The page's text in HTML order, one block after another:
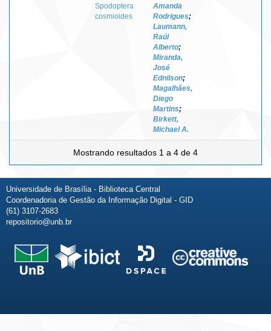
Spodoptera
cosmioides
Amanda
Rodrigues;
Laumann,
Raúl
Alberto;
Miranda,
José
Ednilson;
Magalhães,
Diego
Martins;
Birkett,
Michael A.
Mostrando resultados 1 a 4 de 4
Universidade de Brasília - Biblioteca Central
Coordenadoria de Gestão da Informação Digital - GID
(61) 3107-2683
repositorio@unb.br